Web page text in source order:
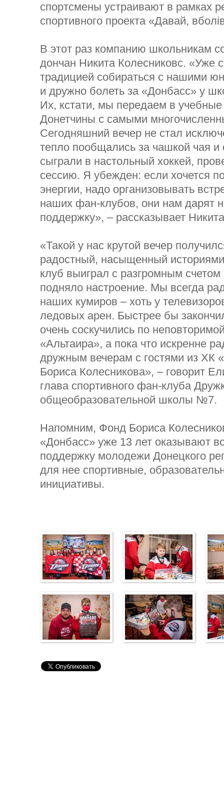
спортсмены устраивают в рамках
спортивного проекта «Давай,
В этот раз компанию школьникам
дончан Никита Колесниковс. «Уже
традицией собираться с нашими
и дружно болеть за «Донбасс» у
Их, кстати, мы передаем в учебные
Донетчины с самыми
Сегодняшний вечер не стал
тепло пообщались за чашкой чая и
сыграли в настольный хоккей,
сессию. Я убежден: если хочется
энергии, надо организовывать
наших фан-клубов, они нам дарят
поддержку», – рассказывает
«Такой у нас крутой вечер
радостный, насыщенный
клуб выиграл с разгромным счетом
подняло настроение. Мы всегда
наших кумиров – хоть у
ледовых арен. Быстрее бы
очень соскучились по
«Альтаира», а пока что искренне
дружным вечерам с гостями из ХК
Бориса Колесникова», – говорит
глава спортивного фан-клуба
общеобразовательной школы №7.
Напомним, Фонд Бориса
«Донбасс» уже 13 лет оказывают
поддержку молодежи Донецкого
для нее спортивные,
инициативы.